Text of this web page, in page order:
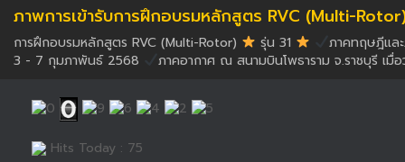
ภาพการเข้ารับการฝึกอบรมหลักสูตร RVC (Multi-
การฝึกอบรมหลักสูตร RVC (Multi-Rotor) รุ่น 31
ภาคทฤษฎีแล
3 - 7 กุมภาพันธ์ 2568
ภาคอากาศ ณ สนามบินโพธาราม จ.ราชบุรี เ
Hits Today : 75